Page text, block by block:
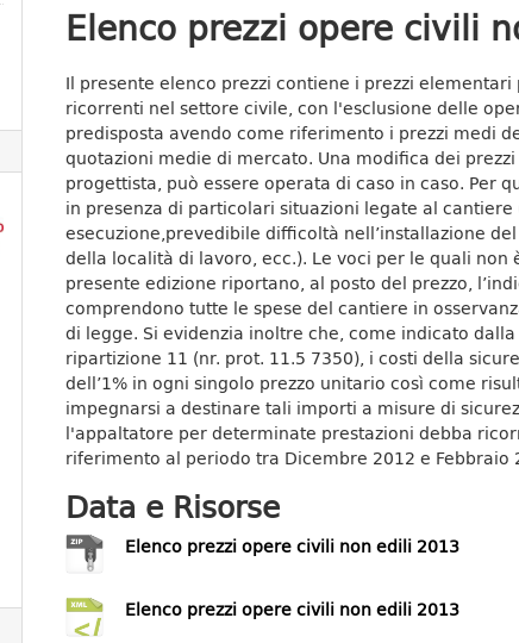
Elenco prezzi opere civili
Il presente elenco prezzi contiene i prezzi
ricorrenti nel settore civile, con l'esclusione delle
predisposta avendo come riferimento i prezzi medi
quotazioni medie di mercato. Una modifica dei
progettista, può essere operata di caso in caso. Per
in presenza di particolari situazioni legate al
esecuzione,prevedibile difficoltà nell’installazione
della località di lavoro, ecc.). Le voci per le quali
presente edizione riportano, al posto del prezzo,
comprendono tutte le spese del cantiere in
di legge. Si evidenzia inoltre che, come indicato
ripartizione 11 (nr. prot. 11.5 7350), i costi della
dell’1% in ogni singolo prezzo unitario così come
impegnarsi a destinare tali importi a misure di
l'appaltatore per determinate prestazioni debba
riferimento al periodo tra Dicembre 2012 e Febbraio
Data e Risorse
Elenco prezzi opere civili non edili 2013
Elenco prezzi opere civili non edili 2013